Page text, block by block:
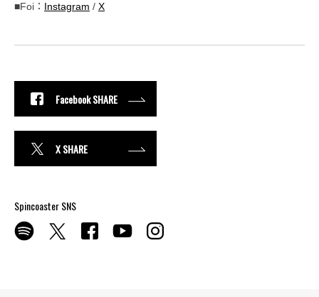
■Foi： Instagram / X
Facebook SHARE
X SHARE
Spincoaster SNS